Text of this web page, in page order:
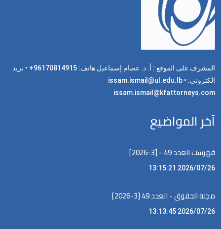
المشرف على الموقع : أ. د. عصام إسماعيل هاتف: 96170814915+ • بريد
الكتروني: issam.ismail@ul.edu.lb •
issam.ismail@kfattorneys.com
آخر المواضيع
فهرست العدد 49 - [3-2026]
2026/07/26 13:15:21
مجلة الحقوق - العدد 49 [3-2026]
2026/07/26 13:13:45